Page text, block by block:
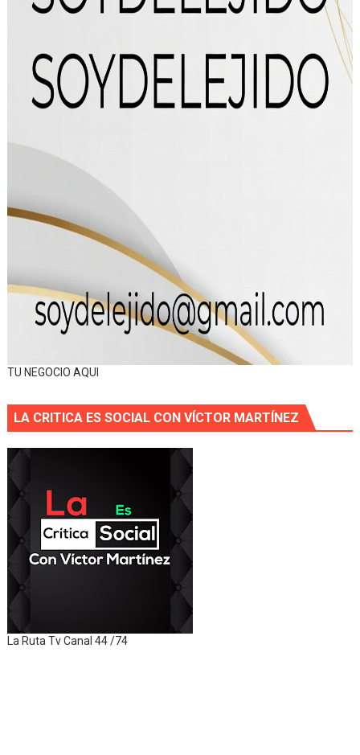
TU NEGOCIO AQUI
LA CRITICA ES SOCIAL CON VÍCTOR MARTÍNEZ
La Ruta Tv Canal 44 /74